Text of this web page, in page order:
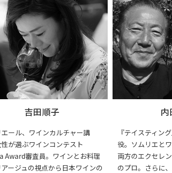
吉田順子
エール、ワインカルチャー講
が選ぶワインコンテスト
Award審査員。ワインとお料理
ージュの視点から日本ワインの
内
『テイスティン
役。ソムリエと
両方のエクセレ
のプロ。さらに